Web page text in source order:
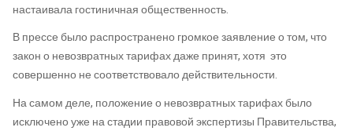
настаивала гостиничная общественность.
В прессе было распространено громкое заявление о том, что
закон о невозвратных тарифах даже принят, хотя это
совершенно не соответствовало действительности.
На самом деле, положение о невозвратных тарифах было
исключено уже на стадии правовой экспертизы Правительства,